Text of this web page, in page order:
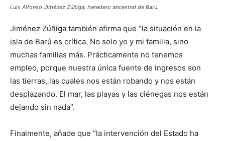
Luis Alfonso Jiménez Zúñiga, heredero ancestral de Barú.
Jiménez Zúñiga también afirma que “la situación en la
isla de Barú es crítica. No solo yo y mi familia, sino
muchas familias más. Prácticamente no tenemos
empleo, porque nuestra única fuente de ingresos son
las tierras, las cuales nos están robando y nos están
desplazando. El mar, las playas y las ciénegas nos están
dejando sin nada”.
Finalmente, añade que “la intervención del Estado ha